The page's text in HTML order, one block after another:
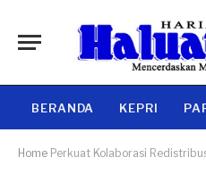
BERANDA KEPRI
Home Perkuat Kolaborasi